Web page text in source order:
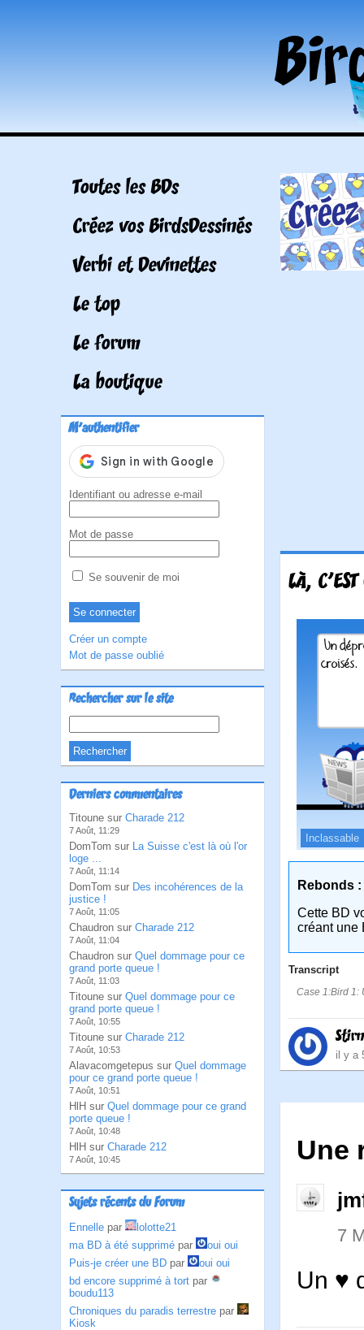
Toutes les BDs
Créez vos BirdsDessinés
Verbi et Devinettes
Le top
Le forum
La boutique
M'authentifier
Identifiant ou adresse e-mail
Mot de passe
Se souvenir de moi
Créer un compte
Mot de passe oublié
Rechercher sur le site
Derniers commentaires
Titoune sur Charade 212
7 Août, 11:29
DomTom sur La Suisse c'est là où l'or
loge ...
7 Août, 11:14
DomTom sur Des incohérences de la
justice !
7 Août, 11:05
Chaudron sur Charade 212
7 Août, 11:04
Chaudron sur Quel dommage pour ce
grand porte queue !
7 Août, 11:03
Titoune sur Quel dommage pour ce
grand porte queue !
7 Août, 10:55
Titoune sur Charade 212
7 Août, 10:53
Alavacomgetepus sur Quel dommage
pour ce grand porte queue !
7 Août, 10:51
HlH sur Quel dommage pour ce grand
porte queue !
7 Août, 10:48
HlH sur Charade 212
7 Août, 10:45
Sujets récents du Forum
Ennelle par
lolotte21
ma BD à été supprimé par
oui oui
Puis-je créer une BD par
oui oui
bd encore supprimé à tort par
boudu113
Chroniques du paradis terrestre par
Kiosk
LÀ,
Inclassable
Rebonds :
Cette BD
créant une
Transcript
Case 1:Bird 1:
il y a
Une
7
Un ♥